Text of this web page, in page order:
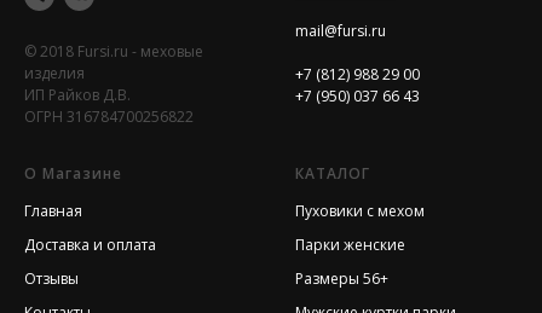
© 2018 Fursi.ru - меховые
изделия
ИП Райков Д.В.
ОГРН 316784700256822
mail@fursi.ru
+7 (812) 988 29 00
+7 (950) 037 66 43
О Магазине
Главная
Доставка и оплата
Отзывы
КАТАЛОГ
Пуховики с мехом
Парки женские
Размеры 56+